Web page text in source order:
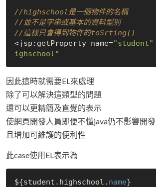
//highschool是一個物件的名稱
//並不是字串或基本的資料型別
//這樣只會得到物件的toSrting()
<jsp:getProperty name="student"
ighschool"
因此這時就需要EL來處理
除了可以解決這類型的問題
還可以更精簡及直覺的表示
使網頁開發人員即便不懂java仍不影響開發
且增加可維護的便利性
此case使用EL表示為
${student.highschool. name